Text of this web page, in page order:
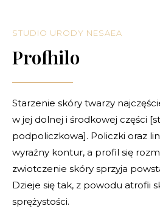
STUDIO URODY NESAEA
Profhilo
Starzenie skóry twarzy
w jej dolnej i środkowej części
podpoliczkowa]. Policzki oraz
wyraźny kontur, a profil się
zwiotczenie skóry sprzyja
Dzieje się tak, z powodu atrofii
sprężystości.